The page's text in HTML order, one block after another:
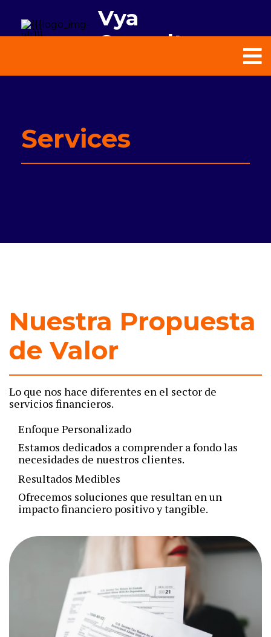
Vya
Consultores
Services
Nuestra Propuesta
de Valor
Lo que nos hace diferentes en el sector de
servicios financieros.
Enfoque Personalizado
Estamos dedicados a comprender a fondo las
necesidades de nuestros clientes.
Resultados Medibles
Ofrecemos soluciones que resultan en un
impacto financiero positivo y tangible.